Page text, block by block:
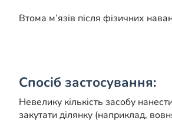
Втома м’язів після фізичних
Спосіб застосування:
Невелику кількість засобу
закутати ділянку (наприклад,